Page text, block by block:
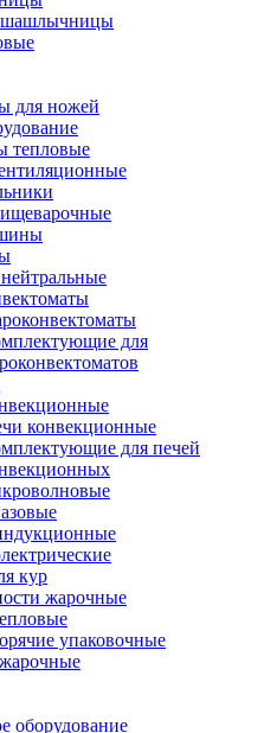
для ножей
тепловые
для
конвекционные
для печей
кур
жарочные
упаковочные
оборудование